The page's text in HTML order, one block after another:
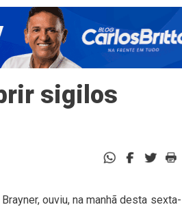
sigilos
ouviu, na manhã desta sexta-